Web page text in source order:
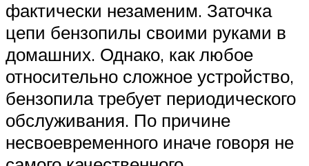
фактически незаменим. Заточка
цепи бензопилы своими руками в
домашних. Однако, как любое
относительно сложное устройство,
бензопила требует периодического
обслуживания. По причине
несвоевременного иначе говоря не